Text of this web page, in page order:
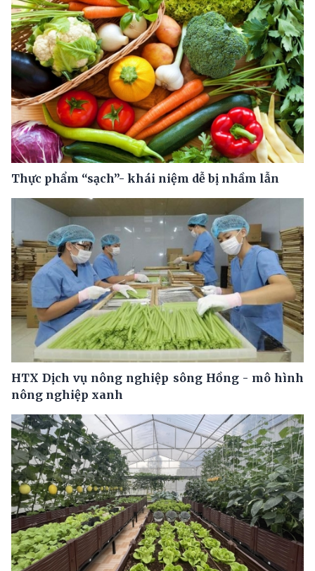
Thực phẩm “sạch”- khái niệm dễ bị nhầm lẫn
HTX Dịch vụ nông nghiệp sông Hồng - mô hình
nông nghiệp xanh